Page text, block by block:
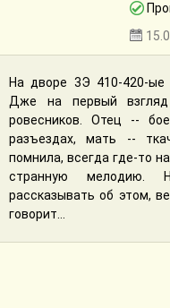
На дворе 3Э 410-420-
Дже на первый
ровесников. Отец --
разъездах, мать --
помнила, всегда где-то
странную мелодию.
рассказывать об этом,
говорит...